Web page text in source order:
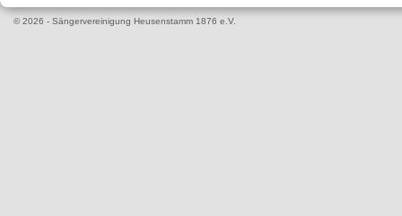
© 2026 - Sängervereinigung Heusenstamm 1876 e.V.